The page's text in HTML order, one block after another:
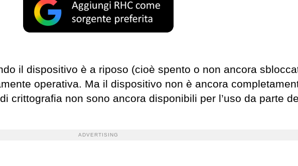
il dispositivo è a riposo (cioè spento o non ancora
operativa. Ma il dispositivo non è ancora
crittografia non sono ancora disponibili per l’uso da parte
ADVERTISING